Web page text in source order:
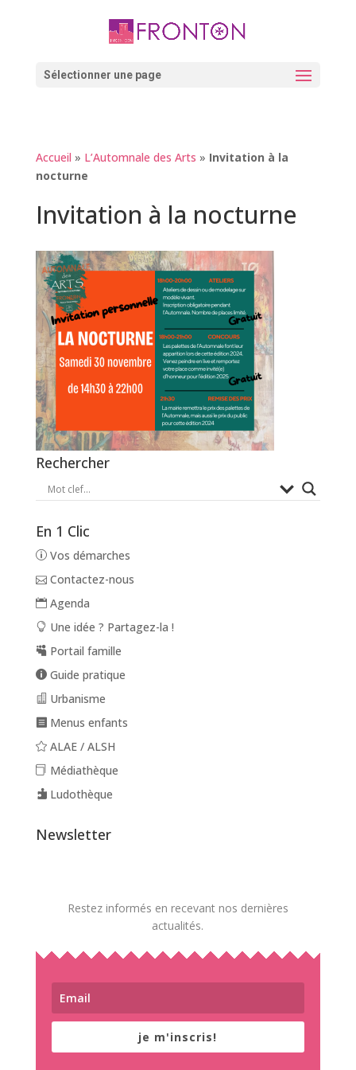
Sélectionner une page
Accueil » L’Automnale des Arts » Invitation à la
nocturne
Invitation à la nocturne
Rechercher
En 1 Clic
Vos démarches
Contactez-nous
Agenda
Une idée ? Partagez-la !
Portail famille
Guide pratique
Urbanisme
Menus enfants
ALAE / ALSH
Médiathèque
Ludothèque
Newsletter
Restez informés en recevant nos dernières
actualités.
je m'inscris!